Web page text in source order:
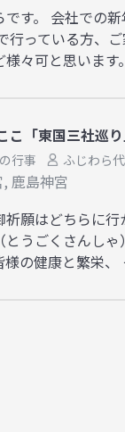
す。 会社での
行っている方、
々可と思います
こ「東国三社巡
行事 ふじわら
, 鹿島神宮
願はどちらに
うごくさんし
の健康と繁栄、